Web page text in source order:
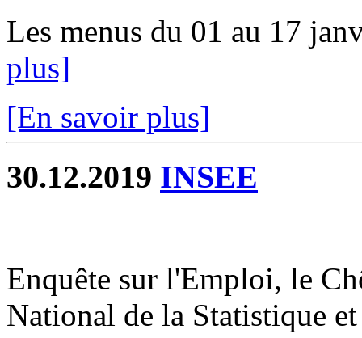
Les menus du 01 au 17
plus]
[En savoir plus]
30.12.2019 INSEE
Enquête sur l'Emploi, le
National de la Statistique